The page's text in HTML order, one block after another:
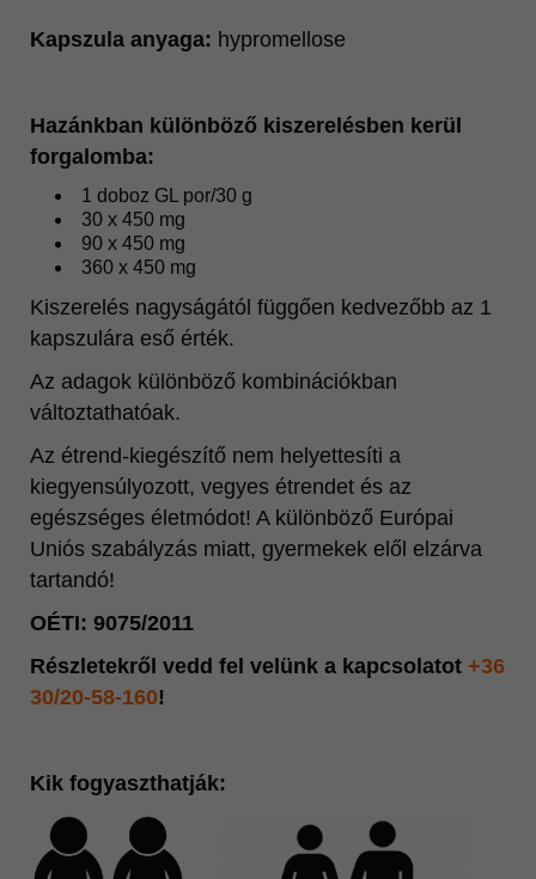
Kapszula anyaga: hypromellose
Hazánkban különböző kiszerelésben kerül
forgalomba:
1 doboz GL por/30 g
30 x 450 mg
90 x 450 mg
360 x 450 mg
Kiszerelés nagyságától függően kedvezőbb az 1
kapszulára eső érték.
Az adagok különböző kombinációkban
változtathatóak.
Az étrend-kiegészítő nem helyettesíti a
kiegyensúlyozott, vegyes étrendet és az
egészséges életmódot! A különböző Európai
Uniós szabályzás miatt, gyermekek elől elzárva
tartandó!
OÉTI: 9075/2011
Részletekről vedd fel velünk a kapcsolatot +36
30/20-58-160!
Kik fogyaszthatják: